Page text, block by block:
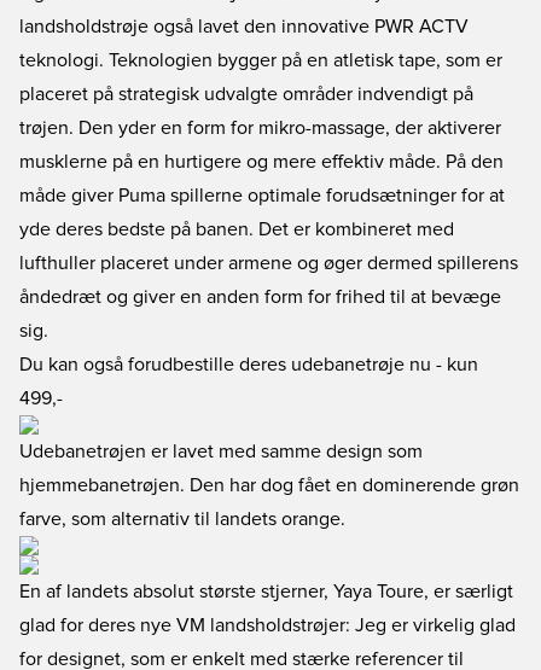
landsholdstrøje også lavet den innovative PWR ACTV
teknologi. Teknologien bygger på en atletisk tape, som er
placeret på strategisk udvalgte områder indvendigt på
trøjen. Den yder en form for mikro-massage, der aktiverer
musklerne på en hurtigere og mere effektiv måde. På den
måde giver Puma spillerne optimale forudsætninger for at
yde deres bedste på banen. Det er kombineret med
lufthuller placeret under armene og øger dermed spillerens
åndedræt og giver en anden form for frihed til at bevæge
sig.
Du kan også forudbestille deres udebanetrøje nu - kun
499,-
Udebanetrøjen er lavet med samme design som
hjemmebanetrøjen. Den har dog fået en dominerende grøn
farve, som alternativ til landets orange.
En af landets absolut største stjerner, Yaya Toure, er særligt
glad for deres nye VM landsholdstrøjer: Jeg er virkelig glad
for designet, som er enkelt med stærke referencer til